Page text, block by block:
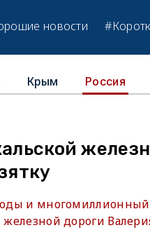
новости
Крым Россия
и
железной дороги